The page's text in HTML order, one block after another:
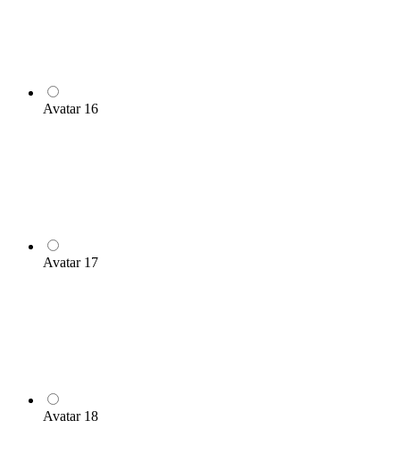
Avatar 16
Avatar 17
Avatar 18